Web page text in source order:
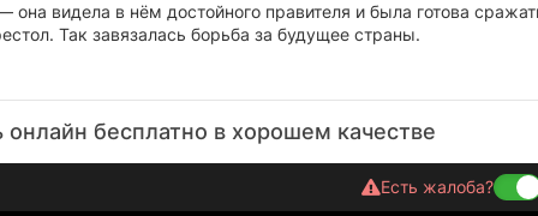
она видела в нём достойного правителя и была готова
Так завязалась борьба за будущее страны.
онлайн бесплатно в хорошем качестве
Есть жалоба?